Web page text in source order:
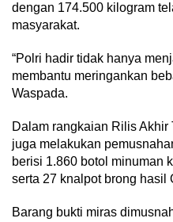
dengan 174.500 kilogram
masyarakat.
“Polri hadir tidak hanya
membantu meringankan
Waspada.
Dalam rangkaian Rilis Akhir
juga melakukan
berisi 1.860 botol minuman
serta 27 knalpot brong hasil
Barang bukti miras